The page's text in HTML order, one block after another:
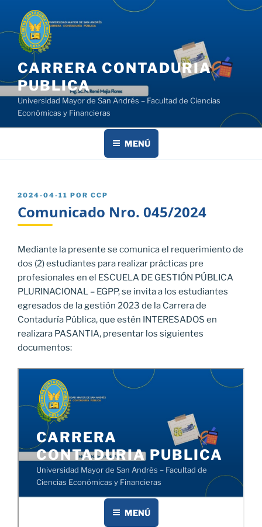
contenido
CARRERA CONTADURIA
PUBLICA
Universidad Mayor de San Andrés – Facultad de Ciencias
Económicas y Financieras
MENÚ
PUBLICADO
2024-04-11 POR CCP
Comunicado Nro. 045/2024
Mediante la presente se comunica el requerimiento de
dos (2) estudiantes para realizar prácticas pre
profesionales en el ESCUELA DE GESTIÓN PÚBLICA
PLURINACIONAL – EGPP, se invita a los estudiantes
egresados de la gestión 2023 de la Carrera de
Contaduría Pública, que estén INTERESADOS en
realizara PASANTIA, presentar los siguientes
documentos: